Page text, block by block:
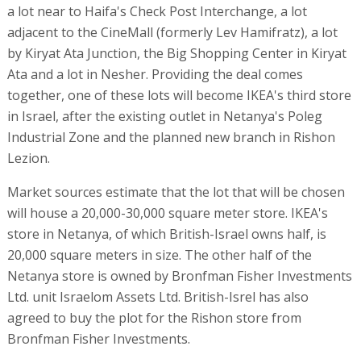
a lot near to Haifa's Check Post Interchange, a lot
adjacent to the CineMall (formerly Lev Hamifratz), a lot
by Kiryat Ata Junction, the Big Shopping Center in Kiryat
Ata and a lot in Nesher. Providing the deal comes
together, one of these lots will become IKEA's third store
in Israel, after the existing outlet in Netanya's Poleg
Industrial Zone and the planned new branch in Rishon
Lezion.
Market sources estimate that the lot that will be chosen
will house a 20,000-30,000 square meter store. IKEA's
store in Netanya, of which British-Israel owns half, is
20,000 square meters in size. The other half of the
Netanya store is owned by Bronfman Fisher Investments
Ltd. unit Israelom Assets Ltd. British-Isrel has also
agreed to buy the plot for the Rishon store from
Bronfman Fisher Investments.